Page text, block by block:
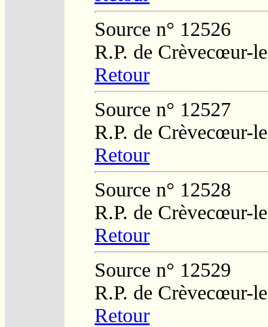
Source n° 12526
R.P. de Crèvecœur-
Retour
Source n° 12527
R.P. de Crèvecœur-
Retour
Source n° 12528
R.P. de Crèvecœur-
Retour
Source n° 12529
R.P. de Crèvecœur-
Retour